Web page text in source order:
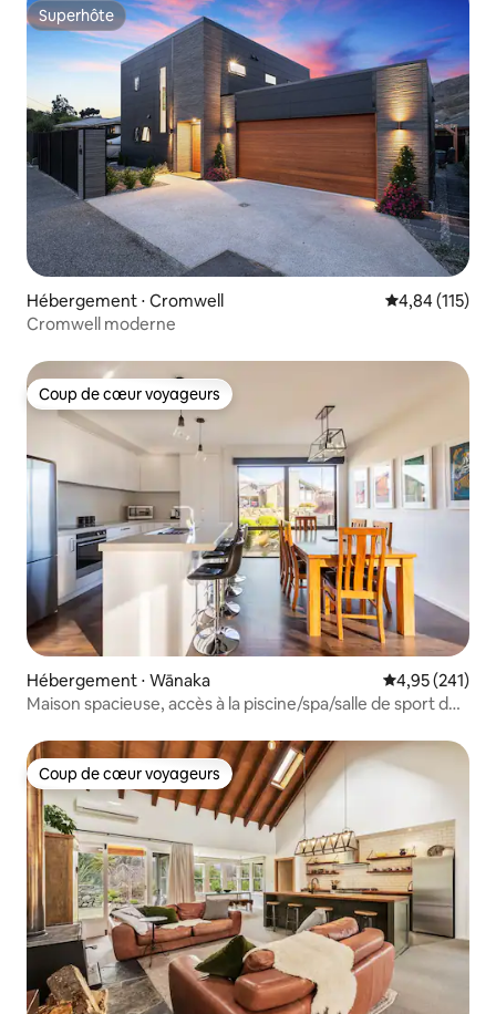
Superhôte
Superhôte
Hébergement ⋅ Cromwell Évaluation
4,84 (115)
Cromwell moderne
Coup de cœur voyageurs
Coup de cœur voyageurs
Hébergement ⋅ Wānaka Évaluation
4,95 (241)
Maison spacieuse, accès à la piscine/spa/salle de sport de
Coup de cœur voyageurs
Coup de cœur voyageurs